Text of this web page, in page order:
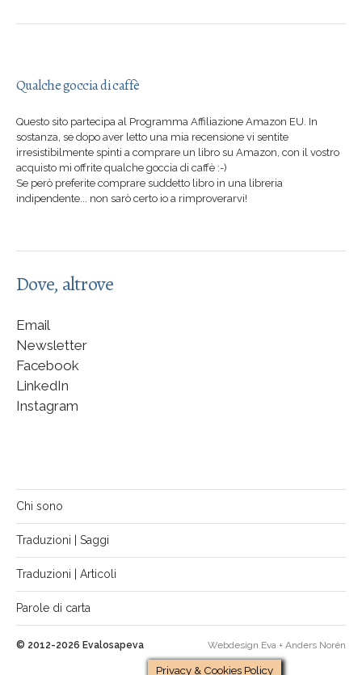
Qualche goccia di caffè
Questo sito partecipa al Programma Affiliazione Amazon EU. In
sostanza, se dopo aver letto una mia recensione vi sentite
irresistibilmente spinti a comprare un libro su Amazon, con il vostro
acquisto mi offrite qualche goccia di caffè :-)
Se però preferite comprare suddetto libro in una libreria
indipendente... non sarò certo io a rimproverarvi!
Dove, altrove
Email
Newsletter
Facebook
LinkedIn
Instagram
Chi sono
Traduzioni | Saggi
Traduzioni | Articoli
Parole di carta
© 2012-2026 Evalosapeva Webdesign Eva + Anders Norén
Privacy & Cookies Policy